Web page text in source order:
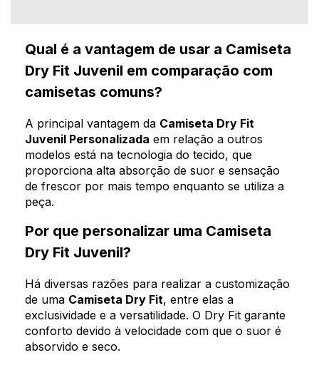
Qual é a vantagem de usar a Camiseta
Dry Fit Juvenil em comparação com
camisetas comuns?
A principal vantagem da Camiseta Dry Fit
Juvenil Personalizada em relação a outros
modelos está na tecnologia do tecido, que
proporciona alta absorção de suor e sensação
de frescor por mais tempo enquanto se utiliza a
peça.
Por que personalizar uma Camiseta
Dry Fit Juvenil?
Há diversas razões para realizar a customização
de uma Camiseta Dry Fit, entre elas a
exclusividade e a versatilidade. O Dry Fit garante
conforto devido à velocidade com que o suor é
absorvido e seco.